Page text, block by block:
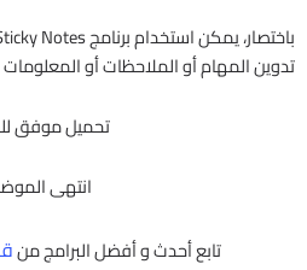
تدوين المهام أو الملاحظات أو المعلومات
تحميل موفق
انتهى
تابع أحدث و أفضل البرامج من